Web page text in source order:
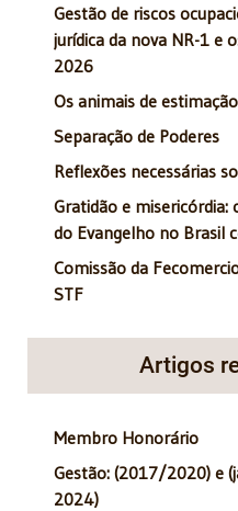
Gestão de riscos
jurídica da nova NR-1 e
2026
Os animais de
Separação de Poderes
Reflexões necessárias
Gratidão e misericórdia:
do Evangelho no Brasil
Comissão da
STF
Artigos
Membro Honorário
Gestão: (2017/2020) e
2024)